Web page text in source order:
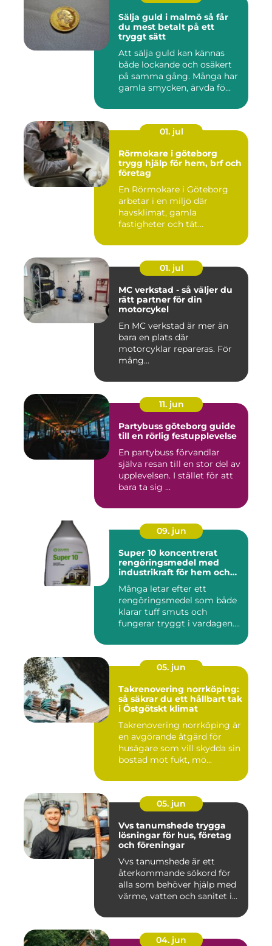
Sälja guld i malmö så får
du mest betalt på ett
tryggt sätt
Att sälja guld kan kännas
både lockande och osäkert
på samma gång. Många har
gamla smycken, ärvda fö...
01. jul
Rörmokare i göteborg
trygg hjälp för hem, brf och
företag
En Rörmokare i Göteborg
arbetar i en miljö där
havsklimat, gamla
fastigheter och tät
01. jul
MC verkstad - så väljer du
rätt partner för din
motorcykel
En MC verkstad är mer än
bara en plats där
motorcyklar repareras. För
mång...
11. jun
Partybuss göteborg guide
till en rörlig festupplevelse
En partybuss förvandlar
själva resan till en stor del av
upplevelsen. I stället för att
bara ta sig ...
09. jun
Super 10 koncentrerat
rengöringsmedel med
industrikraft för hem och
Många letar efter ett
rengöringsmedel som både
klarar tuff smuts och
fungerar tryggt i vardagen.
05. jun
Takrenovering norrköping:
så säkrar du ett hållbart tak
i Östgötskt klimat
Takrenovering norrköping är
en avgörande åtgärd för
husägare som vill skydda sin
bostad mot fukt, mö...
05. jun
Vvs tanumshede trygga
lösningar för hus, företag
och föreningar
Vvs tanumshede är ett
återkommande sökord för
alla som behöver hjälp med
värme, vatten och sanitet i...
04. jun